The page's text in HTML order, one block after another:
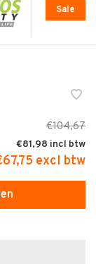
Sale
€104,67
€81,98
excl btw